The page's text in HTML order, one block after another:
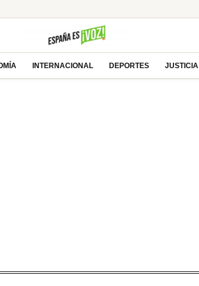
INTERNACIONAL DEPORTES JUSTICIA